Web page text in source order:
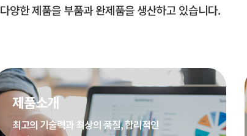
다양한 제품을 부품과 완제품을 생산하고 있습니다.
제품소개
최고의 기술력과 최상의 품질, 합리적인